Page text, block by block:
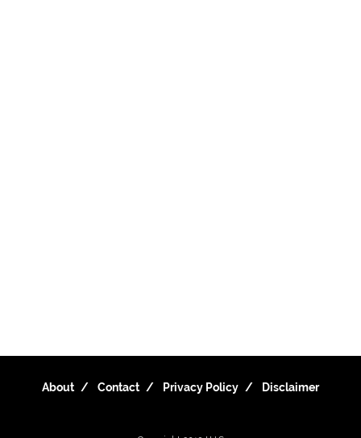
About Contact Privacy Policy Disclaimer